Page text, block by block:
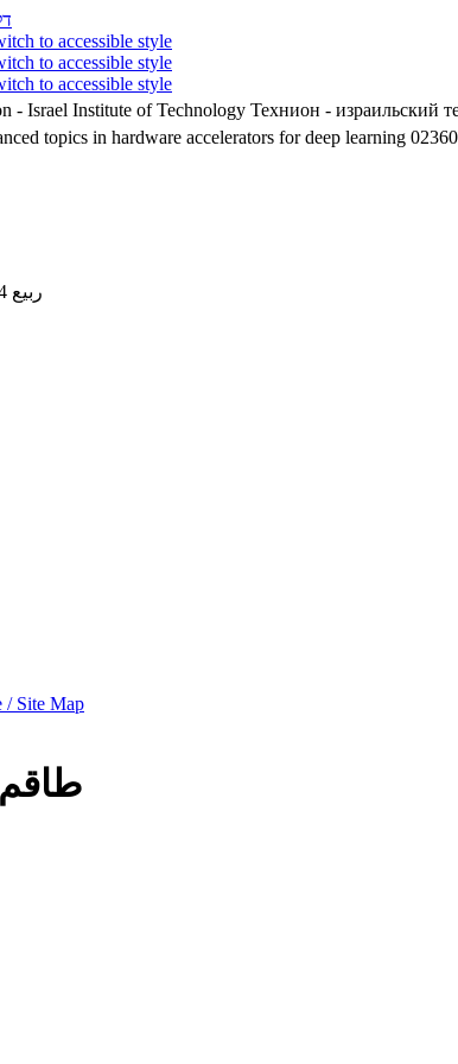
to accessible style
to accessible style
to accessible style
- Israel Institute of Technology Технион - израильский
- Advanced topics in hardware accelerators for deep learning
ربيع 2024-2025
/ Site Map